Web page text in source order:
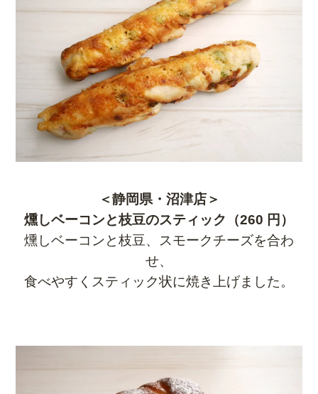
＜静岡県・沼津店＞
燻しベーコンと枝豆のスティック（260 円）
燻しベーコンと枝豆、スモークチーズを合わ
せ、
食べやすくスティック状に焼き上げました。